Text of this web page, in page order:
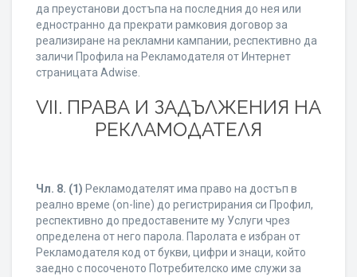
да преустанови достъпа на последния до нея или
едностранно да прекрати рамковия договор за
реализиране на рекламни кампании, респективно да
заличи Профила на Рекламодателя от Интернет
страницата Adwise.
VII. ПРАВА И ЗАДЪЛЖЕНИЯ НА
РЕКЛАМОДАТЕЛЯ
Чл. 8. (1) Рекламодателят има право на достъп в
реално време (on-line) до регистрирания си Профил,
респективно до предоставените му Услуги чрез
определена от него парола. Паролата е избран от
Рекламодателя код от букви, цифри и знаци, който
заедно с посоченото Потребителско име служи за